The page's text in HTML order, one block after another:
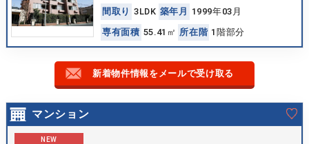
間 取 り 3LDK 築年 月
1999年03月
専有面積 55.41㎡ 所在 階 1階部分
新着物件情報をメールで受け取る
マンション
NEW